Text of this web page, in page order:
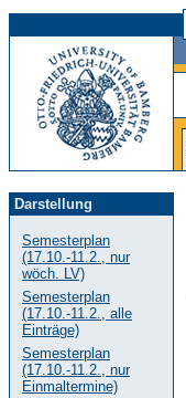
Darstellung
Semesterplan
(17.10.-11.2., nur
wöch. LV)
Semesterplan
(17.10.-11.2., alle
Einträge)
Semesterplan
(17.10.-11.2., nur
Einmaltermine)